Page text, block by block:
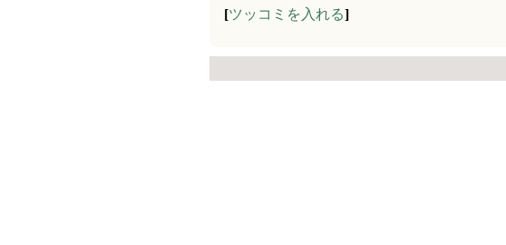
[ツッコミを入れる]